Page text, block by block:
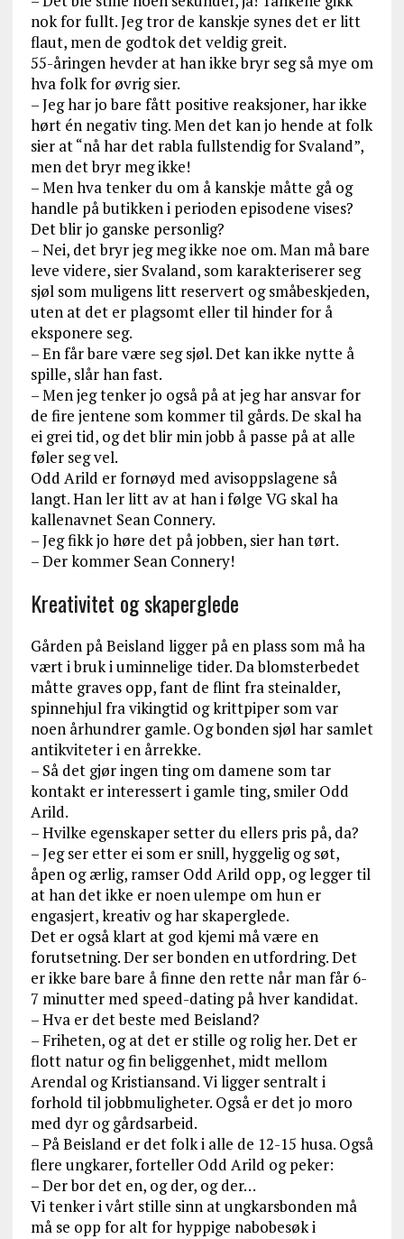
nok for fullt. Jeg tror de kanskje synes det er litt
flaut, men de godtok det veldig greit.
55-åringen hevder at han ikke bryr seg så mye om
hva folk for øvrig sier.
– Jeg har jo bare fått positive reaksjoner, har ikke
hørt én negativ ting. Men det kan jo hende at folk
sier at “nå har det rabla fullstendig for Svaland”,
men det bryr meg ikke!
– Men hva tenker du om å kanskje måtte gå og
handle på butikken i perioden episodene vises?
Det blir jo ganske personlig?
– Nei, det bryr jeg meg ikke noe om. Man må bare
leve videre, sier Svaland, som karakteriserer seg
sjøl som muligens litt reservert og småbeskjeden,
uten at det er plagsomt eller til hinder for å
eksponere seg.
– En får bare være seg sjøl. Det kan ikke nytte å
spille, slår han fast.
– Men jeg tenker jo også på at jeg har ansvar for
de fire jentene som kommer til gårds. De skal ha
ei grei tid, og det blir min jobb å passe på at alle
føler seg vel.
Odd Arild er fornøyd med avisoppslagene så
langt. Han ler litt av at han i følge VG skal ha
kallenavnet Sean Connery.
– Jeg fikk jo høre det på jobben, sier han tørt.
– Der kommer Sean Connery!
Kreativitet og skaperglede
Gården på Beisland ligger på en plass som må ha
vært i bruk i uminnelige tider. Da blomsterbedet
måtte graves opp, fant de flint fra steinalder,
spinnehjul fra vikingtid og krittpiper som var
noen århundrer gamle. Og bonden sjøl har samlet
antikviteter i en årrekke.
– Så det gjør ingen ting om damene som tar
kontakt er interessert i gamle ting, smiler Odd
Arild.
– Hvilke egenskaper setter du ellers pris på, da?
– Jeg ser etter ei som er snill, hyggelig og søt,
åpen og ærlig, ramser Odd Arild opp, og legger til
at han det ikke er noen ulempe om hun er
engasjert, kreativ og har skaperglede.
Det er også klart at god kjemi må være en
forutsetning. Der ser bonden en utfordring. Det
er ikke bare bare å finne den rette når man får 6-
7 minutter med speed-dating på hver kandidat.
– Hva er det beste med Beisland?
– Friheten, og at det er stille og rolig her. Det er
flott natur og fin beliggenhet, midt mellom
Arendal og Kristiansand. Vi ligger sentralt i
forhold til jobbmuligheter. Også er det jo moro
med dyr og gårdsarbeid.
– På Beisland er det folk i alle de 12-15 husa. Også
flere ungkarer, forteller Odd Arild og peker:
– Der bor det en, og der, og der…
Vi tenker i vårt stille sinn at ungkarsbonden må
må se opp for alt for hyppige nabobesøk i